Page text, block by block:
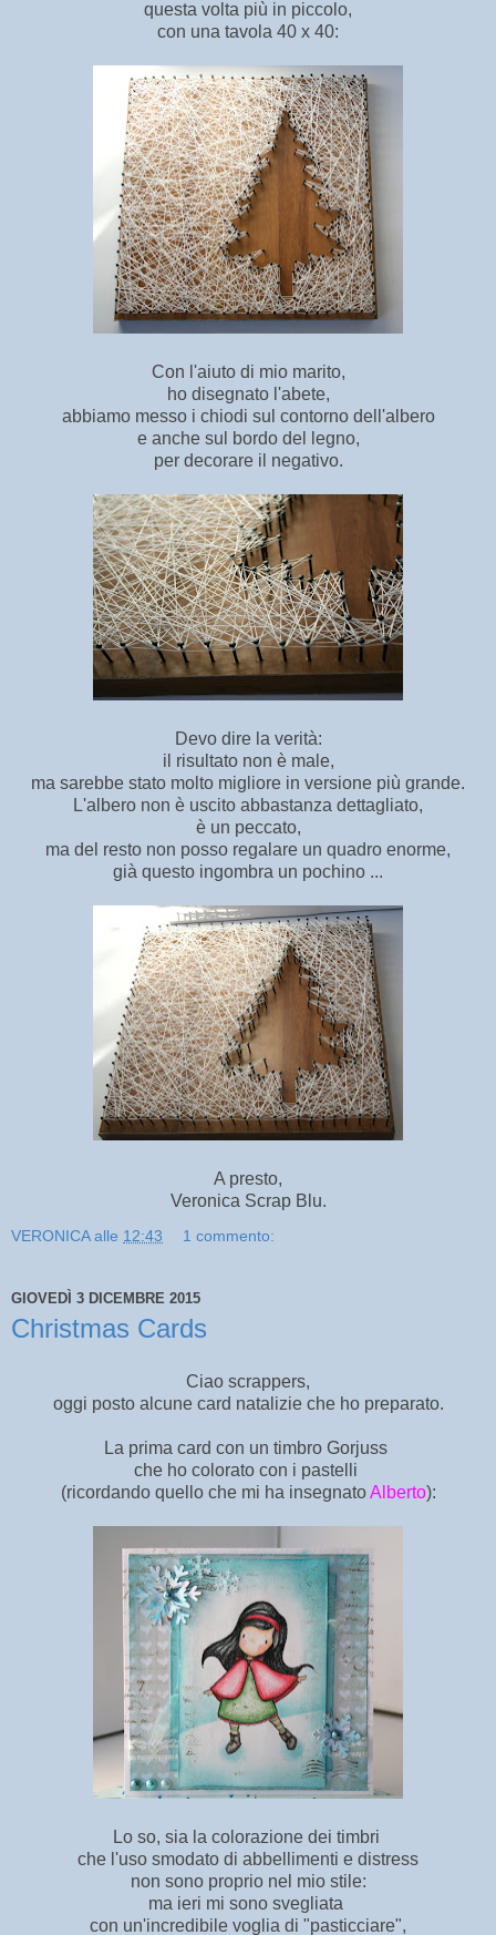
questa volta più in piccolo,
con una tavola 40 x 40:
Con l'aiuto di mio marito,
ho disegnato l'abete,
abbiamo messo i chiodi sul contorno dell'albero
e anche sul bordo del legno,
per decorare il negativo.
Devo dire la verità:
il risultato non è male,
ma sarebbe stato molto migliore in versione più grande.
L'albero non è uscito abbastanza dettagliato,
è un peccato,
ma del resto non posso regalare un quadro enorme,
già questo ingombra un pochino ...
A presto,
Veronica Scrap Blu.
VERONICA alle 12:43 1 commento:
GIOVEDÌ 3 DICEMBRE 2015
Christmas Cards
Ciao scrappers,
oggi posto alcune card natalizie che ho preparato.
La prima card con un timbro Gorjuss
che ho colorato con i pastelli
(ricordando quello che mi ha insegnatoAlberto):
Lo so, sia la colorazione dei timbri
che l'uso smodato di abbellimenti e distress
non sono proprio nel mio stile:
ma ieri mi sono svegliata
con un'incredibile voglia di "pasticciare",